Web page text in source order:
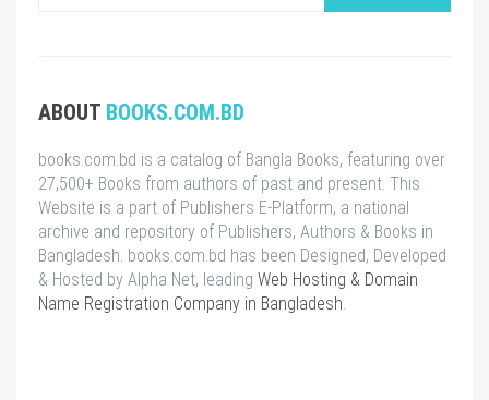
ABOUT BOOKS.COM.BD
books.com.bd is a catalog of Bangla Books, featuring over
27,500+ Books from authors of past and present. This
Website is a part of Publishers E-Platform, a national
archive and repository of Publishers, Authors & Books in
Bangladesh. books.com.bd has been Designed, Developed
& Hosted by Alpha Net, leading Web Hosting & Domain
Name Registration Company in Bangladesh.